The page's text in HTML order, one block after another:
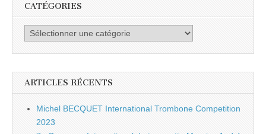
CATÉGORIES
Catégories
ARTICLES RÉCENTS
Michel BECQUET International Trombone Competition
2023